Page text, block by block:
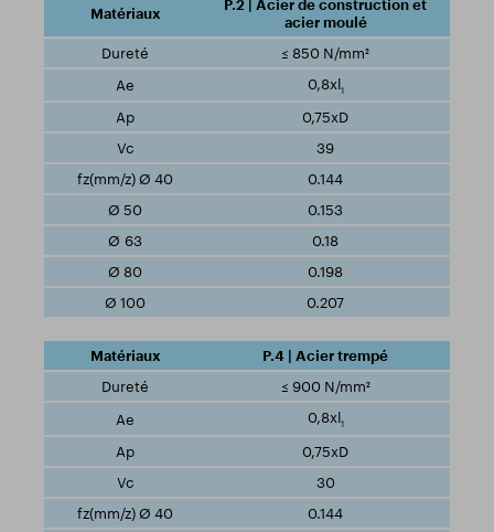
P.2 | Acier de construction et
acier moulé
≤ 850 N/mm²
0,8xl1
0,75xD
39
0.144
0.153
0.18
0.198
0.207
P.4 | Acier trempé
≤ 900 N/mm²
0,8xl1
0,75xD
30
0.144